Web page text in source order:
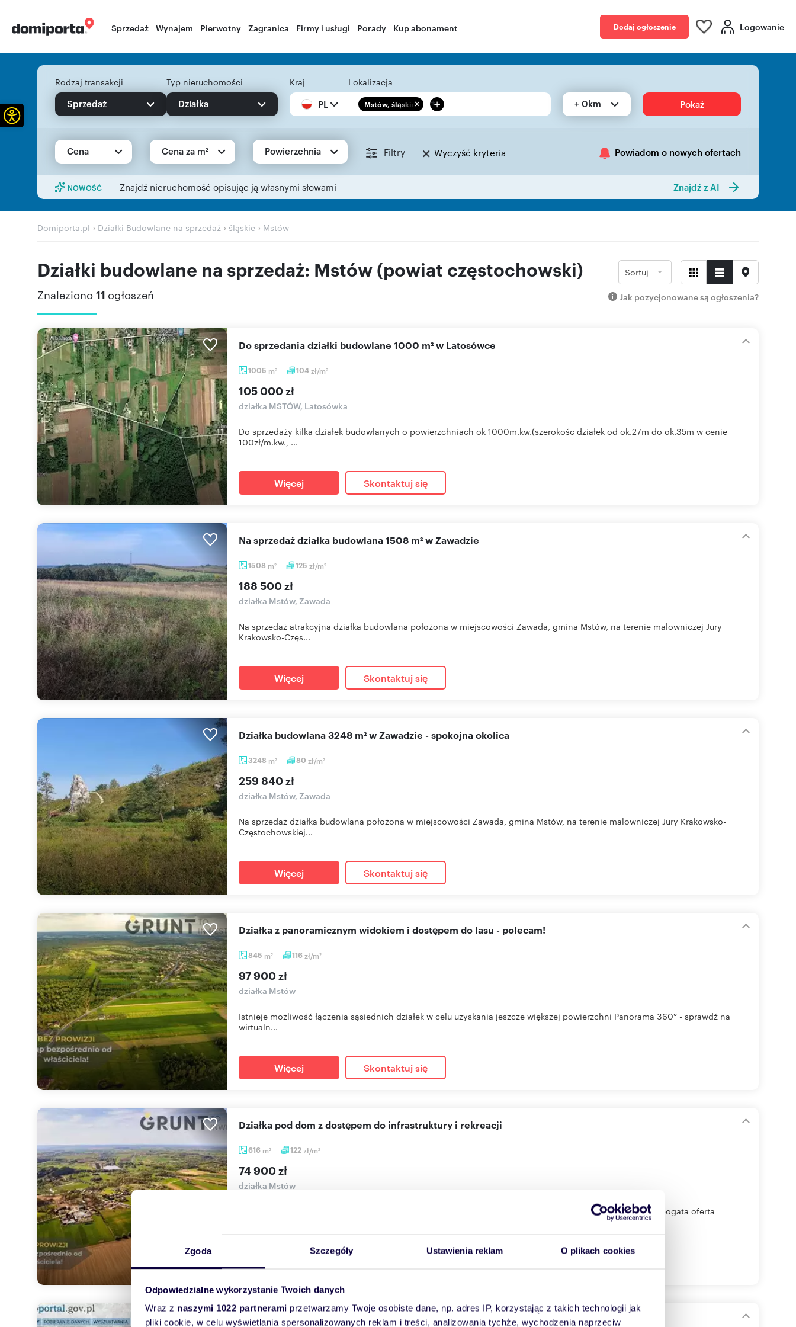
Zgoda Szczegóły Ustawienia reklam O plikach cookies
Odpowiedzialne wykorzystanie Twoich danych
Wraz z naszymi 1022 partnerami przetwarzamy Twoje osobiste dane, np. adres IP, korzystając z takich technologii jak
pliki cookie, w celu wyświetlania spersonalizowanych reklam i treści, analizowania tychże, wychodzenia naprzeciw
Sprzedaż Wynajem Pierwotny Zagranica Firmy i usługi Porady Kup abonament Dodaj ogłoszenie Logowanie
Rodzaj transakcji
Sprzedaż
Typ nieruchomości
Działka
Kraj
PL
Lokalizacja
Mstów, śląskie + + 0km Pokaż
Cena Cena za m² Powierzchnia Filtry Wyczyść kryteria Powiadom o nowych ofertach
NOWOŚĆ Znajdź nieruchomość opisując ją własnymi słowami Znajdź z AI
Domiporta.pl › Działki Budowlane na sprzedaż › śląskie › Mstów
Działki budowlane na sprzedaż: Mstów (powiat częstochowski)
Znaleziono 11 ogłoszeń
Sortuj
Jak pozycjonowane są ogłoszenia?
1005 m2 104zł/m2
Do sprzedania działki budowlane 1000 m² w Latosówce
105 000 zł
działka MSTÓW, Latosówka
Do sprzedaży kilka działek budowlanych o powierzchniach ok 1000m.kw.(szerokośc działek od ok.27m do ok.35m w cenie
100zł/m.kw., ...
Więcej Skontaktuj się
1508 m2 125 zł/m2
Na sprzedaż działka budowlana 1508 m² w Zawadzie
188 500 zł
działka Mstów, Zawada
Na sprzedaż atrakcyjna działka budowlana położona w miejscowości Zawada, gmina Mstów, na terenie malowniczej Jury
Krakowsko-Częs...
Więcej Skontaktuj się
3248 m2 80 zł/m2
Działka budowlana 3248 m² w Zawadzie - spokojna okolica
259 840 zł
działka Mstów, Zawada
Na sprzedaż działka budowlana położona w miejscowości Zawada, gmina Mstów, na terenie malowniczej Jury Krakowsko-
Częstochowskiej...
Więcej Skontaktuj się
845 m2 116zł/m2
Działka z panoramicznym widokiem i dostępem do lasu - polecam!
97 900 zł
działka Mstów
Istnieje możliwość łączenia sąsiednich działek w celu uzyskania jeszcze większej powierzchni Panorama 360° - sprawdź na
wirtualn...
Więcej Skontaktuj się
616 m2 122zł/m2
Działka pod dom z dostępem do infrastruktury i rekreacji
74 900 zł
działka Mstów
Dojazd drogą asfaltową, dostępna infrastruktura techniczna: wodociąg, kanalizacja, prąd. W sąsiedztwie: bogata oferta
Sprzedam działkę budowlaną z widokiem na Wartę w Mstowie
Otwórz pasek narzędzi